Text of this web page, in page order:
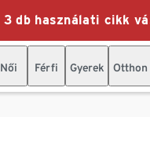
db használati cikk
Női Férfi Gyerek Otthon